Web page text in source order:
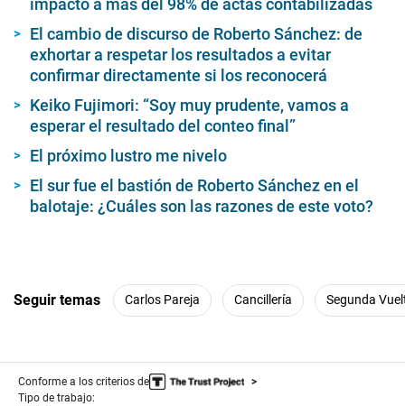
impacto a más del 98% de actas contabilizadas
El cambio de discurso de Roberto Sánchez: de
exhortar a respetar los resultados a evitar
confirmar directamente si los reconocerá
Keiko Fujimori: “Soy muy prudente, vamos a
esperar el resultado del conteo final”
El próximo lustro me nivelo
El sur fue el bastión de Roberto Sánchez en el
balotaje: ¿Cuáles son las razones de este voto?
Seguir temas Carlos Pareja Cancillería Segunda
Conforme a los criterios de
Tipo de trabajo: